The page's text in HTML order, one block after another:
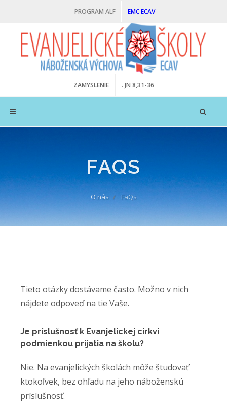
PROGRAM ALF EMC ECAV
ZAMYSLENIE . JN 8,31-36
FAQS
O nás FaQs
Tieto otázky dostávame často. Možno v nich
nájdete odpoveď na tie Vaše.
Je príslušnosť k Evanjelickej cirkvi
podmienkou prijatia na školu?
Nie. Na evanjelických školách môže študovať
ktokoľvek, bez ohľadu na jeho náboženskú
príslušnosť.